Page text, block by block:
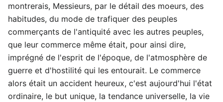
montrerais, Messieurs, par le détail des moeurs, des
habitudes, du mode de trafiquer des peuples
commerçants de l'antiquité avec les autres peuples,
que leur commerce même était, pour ainsi dire,
imprégné de l'esprit de l'époque, de l'atmosphère de
guerre et d'hostilité qui les entourait. Le commerce
alors était un accident heureux, c'est aujourd'hui l'état
ordinaire, le but unique, la tendance universelle, la vie